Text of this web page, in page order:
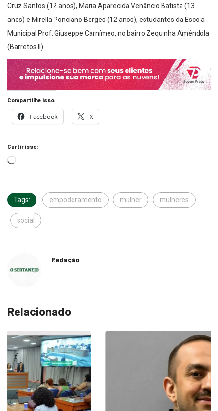
Cruz Santos (12 anos), Maria Aparecida Venâncio Batista (13
anos) e Mirella Ponciano Borges (12 anos), estudantes da Escola
Municipal Prof. Giuseppe Carnímeo, no bairro Zequinha Amêndola
(Barretos II).
Compartilhe isso:
Facebook X
Curtir isso:
Tags: empoderamento mulher mulheres
social
Redação
Relacionado